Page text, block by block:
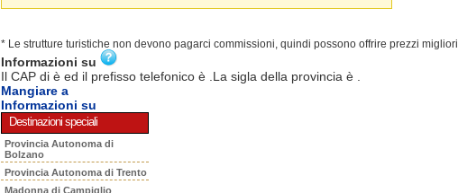
* Le strutture turistiche non devono pagarci commissioni, quindi possono offrire prezzi migliori.
Informazioni su
Il CAP di è ed il prefisso telefonico è .La sigla della provincia è .
Mangiare a
Informazioni su
Destinazioni speciali
Provincia Autonoma di
Bolzano
Provincia Autonoma di Trento
Madonna di Campiglio